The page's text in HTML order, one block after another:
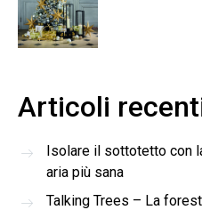
Articoli
Isolare il sottotetto con
aria più sana
Talking Trees – La